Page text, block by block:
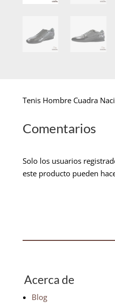
Tenis Hombre Cuadra
Comentarios
Solo los usuarios
este producto pueden
Acerca de
Blog